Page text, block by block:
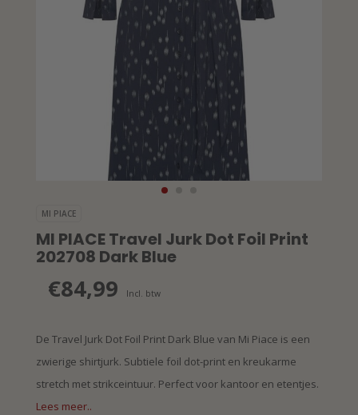
MI PIACE
MI PIACE Travel Jurk Dot Foil Print
202708 Dark Blue
€84,99 Incl. btw
De Travel Jurk Dot Foil Print Dark Blue van Mi Piace is een
zwierige shirtjurk. Subtiele foil dot-print en kreukarme
stretch met strikceintuur. Perfect voor kantoor en etentjes.
Lees meer..